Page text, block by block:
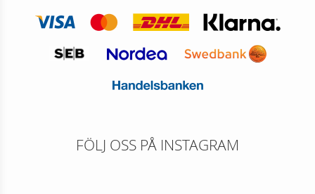
FÖLJ OSS PÅ INSTAGRAM